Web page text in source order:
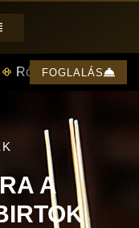
Rólunk mondták
FOGLALÁS
A